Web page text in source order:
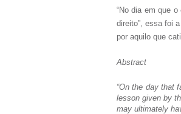
“No dia em que
direito”, essa foi
por aquilo que
Abstract
“On the day that
lesson given by
may ultimately